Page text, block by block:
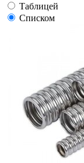
Таблицей
Списком